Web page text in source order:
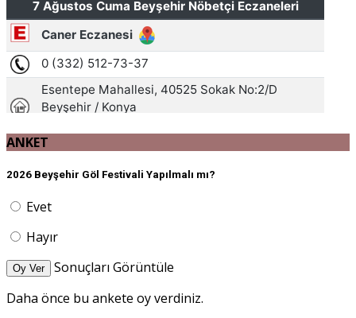
ANKET
2026 Beyşehir Göl Festivali Yapılmalı mı?
Evet
Hayır
Oy Ver
Sonuçları Görüntüle
Daha önce bu ankete oy verdiniz.